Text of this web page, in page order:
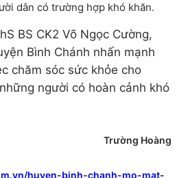
dân có trường hợp khó khăn.
BS CK2 Võ Ngọc Cường,
Bình Chánh nhấn mạnh
chăm sóc sức khỏe cho
người có hoàn cảnh khó
Trường Hoàng
huyen-binh-chanh-mo-mat-